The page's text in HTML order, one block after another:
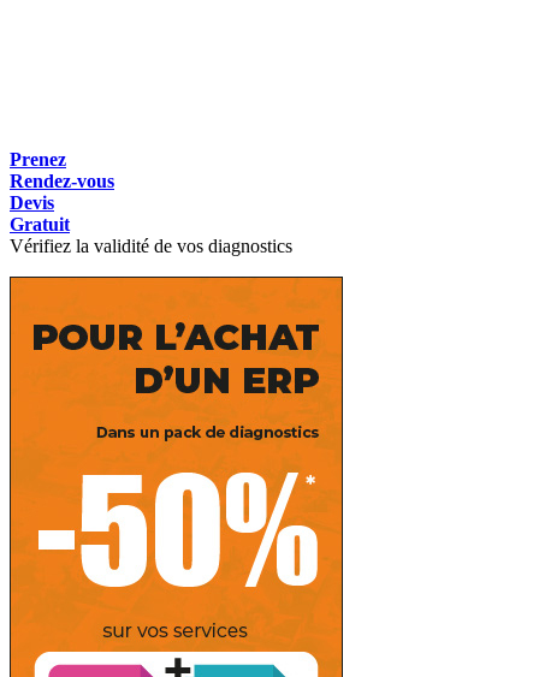
Prenez
Rendez-vous
Devis
Gratuit
Vérifiez la validité de vos diagnostics